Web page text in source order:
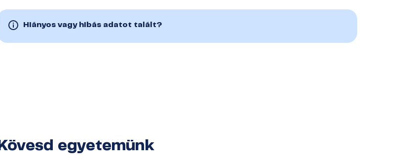
Hiányos vagy hibás adatot talált?
Kövesd egyetemünk